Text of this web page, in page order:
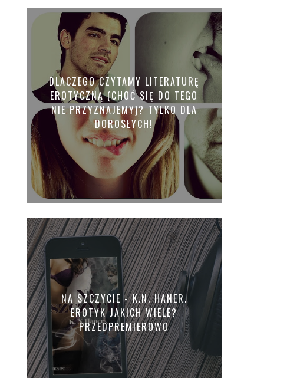
DLACZEGO CZYTAMY LITERATURĘ
EROTYCZNĄ (CHOĆ SIĘ DO TEGO
NIE PRZYZNAJEMY)? TYLKO DLA
DOROSŁYCH!
NA SZCZYCIE - K.N. HANER.
EROTYK JAKICH WIELE?
PRZEDPREMIEROWO